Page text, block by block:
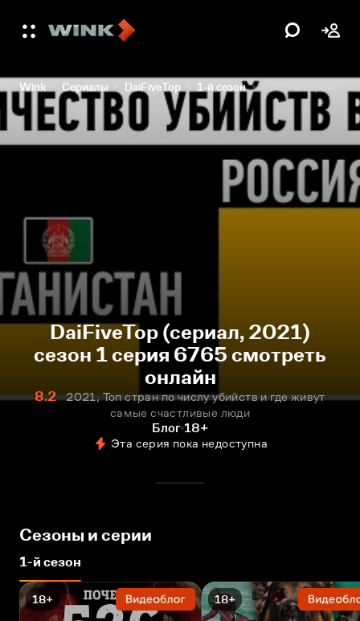
Wink Сериалы DaiFiveTop 1-й сезон
DaiFiveTop (сериал, 2021)
сезон 1 серия 6765 смотреть
онлайн
8.2
2021, Топ стран по числу убийств и где живут
самые счастливые люди
Блог 18+
Эта серия пока недоступна
Сезоны и серии
1-й сезон
18+ 18+